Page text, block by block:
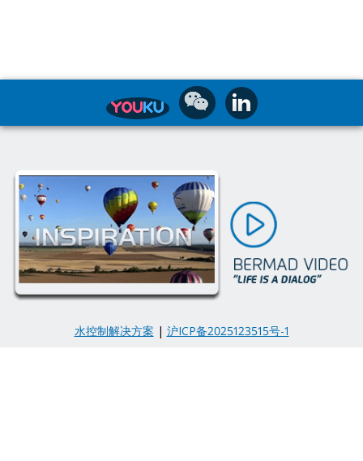
水控制解决方案 | 沪ICP备2025123515号-1